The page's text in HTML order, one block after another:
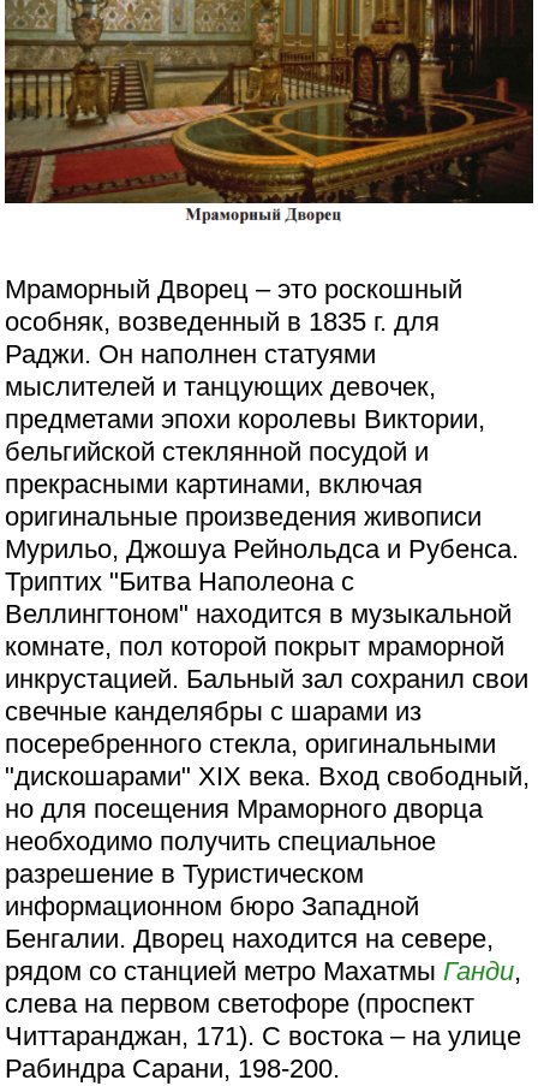
Мраморный Дворец – это роскошный
особняк, возведенный в 1835 г. для
Раджи. Он наполнен статуями
мыслителей и танцующих девочек,
предметами эпохи королевы Виктории,
бельгийской стеклянной посудой и
прекрасными картинами, включая
оригинальные произведения живописи
Мурильо, Джошуа Рейнольдса и Рубенса.
Триптих "Битва Наполеона с
Веллингтоном" находится в музыкальной
комнате, пол которой покрыт мраморной
инкрустацией. Бальный зал сохранил свои
свечные канделябры с шарами из
посеребренного стекла, оригинальными
"дискошарами" XIX века. Вход свободный,
но для посещения Мраморного дворца
необходимо получить специальное
разрешение в Туристическом
информационном бюро Западной
Бенгалии. Дворец находится на севере,
рядом со станцией метро МахатмыГанди,
слева на первом светофоре (проспект
Читтаранджан, 171). С востока – на улице
Рабиндра Сарани, 198-200.